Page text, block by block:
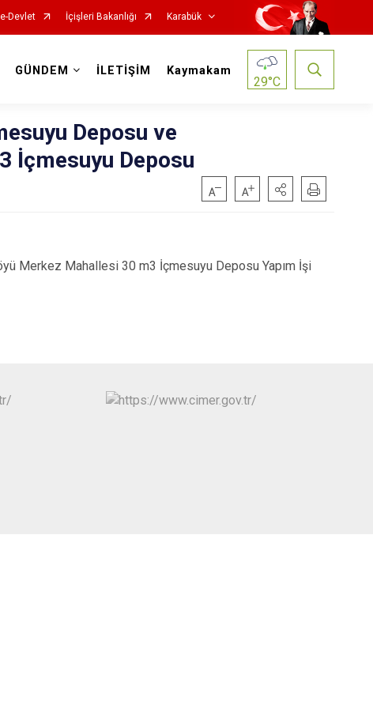
e-Devlet İçişleri Bakanlığı Karabük
GÜNDEM İLETİŞİM Kaymakam
29°C
Deposu ve
İçmesuyu Deposu
Merkez Mahallesi 30 m3 İçmesuyu Deposu Yapım İşi